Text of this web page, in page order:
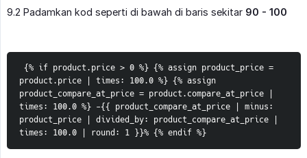
9.2 Padamkan kod seperti di bawah di baris sekitar 90 - 100
product.price | times: 100.0 %} {% assign
product_compare_at_price = product.compare_at_price |
times: 100.0 %} -{{ product_compare_at_price | minus:
product_price | divided_by: product_compare_at_price |
times: 100.0 | round: 1 }}% {% endif %}